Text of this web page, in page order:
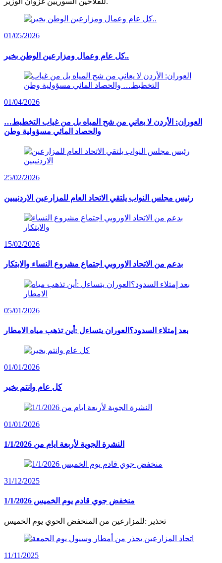
01/05/2026
كل عام وعمال ومزارعين الوطن بخير..
01/04/2026
العوران: الأردن لا يعاني من شح المياه بل من غياب التخطيط…
والحصاد المائي مسؤولية وطن
25/02/2026
رئيس مجلس النواب يلتقي الاتحاد العام للمزارعين الاردنييين
15/02/2026
بدعم من الاتحاد الاوروبي اجتماع مشروع النساء والابتكار
05/01/2026
بعد إمتلاء السدود؟العوران يتساءل :أين تذهب مياه الامطار
01/01/2026
كل عام وانتم بخير
01/01/2026
النشرة الجوية لأربعة ايام من 1/1/2026
31/12/2025
منخفض جوي قادم يوم الخميس 1/1/2026
تحذير :للمزارعين من المنخفض الحوي يوم الخميس
11/11/2025